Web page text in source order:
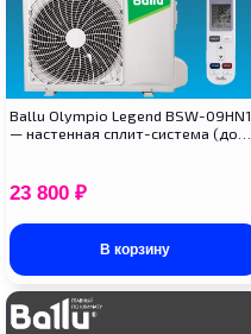
Ballu Olympio Legend BSW-09HN1
— настенная сплит-система (до…
23 800 ₽
В корзину